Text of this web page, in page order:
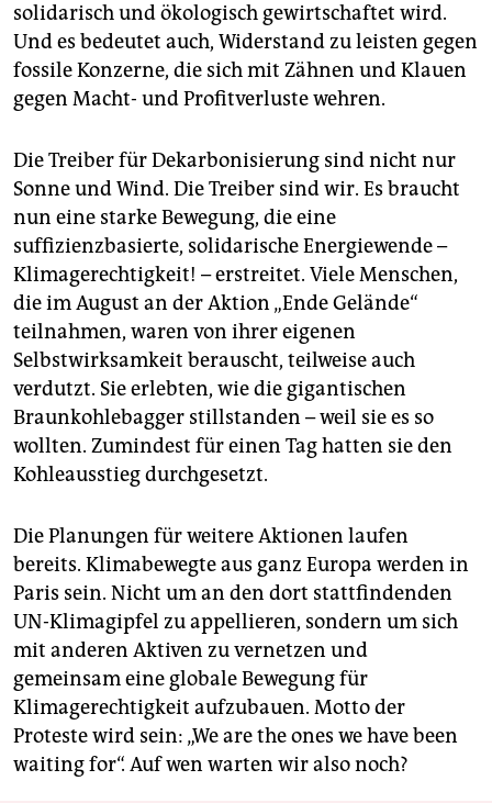
solidarisch und ökologisch gewirtschaftet wird.
Und es bedeutet auch, Widerstand zu leisten gegen
fossile Konzerne, die sich mit Zähnen und Klauen
gegen Macht- und Profitverluste wehren.
Die Treiber für Dekarbonisierung sind nicht nur
Sonne und Wind. Die Treiber sind wir. Es braucht
nun eine starke Bewegung, die eine
suffizienzbasierte, solidarische Energiewende –
Klimagerechtigkeit! – erstreitet. Viele Menschen,
die im August an der Aktion „Ende Gelände“
teilnahmen, waren von ihrer eigenen
Selbstwirksamkeit berauscht, teilweise auch
verdutzt. Sie erlebten, wie die gigantischen
Braunkohlebagger stillstanden – weil sie es so
wollten. Zumindest für einen Tag hatten sie den
Kohleausstieg durchgesetzt.
Die Planungen für weitere Aktionen laufen
bereits. Klimabewegte aus ganz Europa werden in
Paris sein. Nicht um an den dort stattfindenden
UN-Klimagipfel zu appellieren, sondern um sich
mit anderen Aktiven zu vernetzen und
gemeinsam eine globale Bewegung für
Klimagerechtigkeit aufzubauen. Motto der
Proteste wird sein: „We are the ones we have been
waiting for“. Auf wen warten wir also noch?